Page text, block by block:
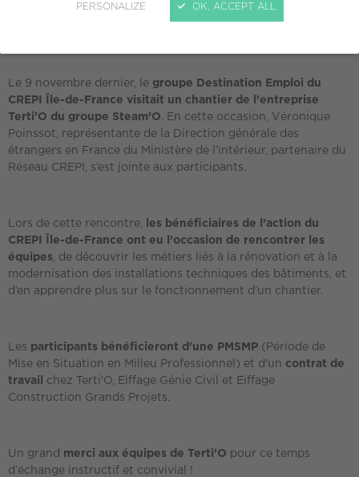
PERSONALIZE OK, ACCEPT ALL
Loire et Haute-Loire, Méditerranée et Touraine, et
Le 9 novembre dernier, le groupe Destination Emploi du
CREPI Île-de-France visitait un chantier de l'entreprise
Terti'O du groupe Steam’O. En cette occasion, Véronique
Poinssot, représentante de la Direction générale des
étrangers en France du Ministère de l’intérieur, partenaire du
Réseau CREPI, s’est jointe aux participants.
Lors de cette rencontre,
les bénéficiaires de l’action du
CREPI Île-de-France ont eu l’occasion de rencontrer les
équipes , de découvrir les métiers liés à la rénovation et à la
modernisation des installations techniques des bâtiments, et
d’en apprendre plus sur le fonctionnement d’un chantier.
Les participants bénéficieront d'une PMSMP (Période de
Mise en Situation en Milieu Professionnel) et d'un contrat de
travail
chez Terti'O, Eiffage Génie Civil et Eiffage
Construction Grands Projets.
Un grand merci aux équipes de Terti'O pour ce temps
d’échange instructif et convivial !